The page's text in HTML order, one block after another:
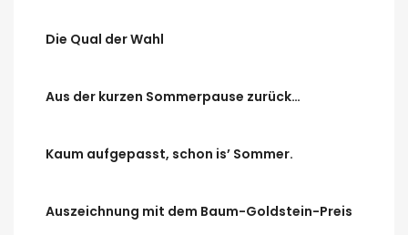
Die Qual der Wahl
Aus der kurzen Sommerpause zurück…
Kaum aufgepasst, schon is’ Sommer.
Auszeichnung mit dem Baum-Goldstein-Preis